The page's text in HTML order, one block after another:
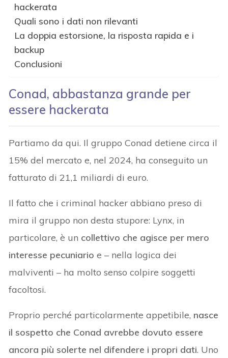
hackerata
Quali sono i dati non rilevanti
La doppia estorsione, la risposta rapida e i
backup
Conclusioni
Conad, abbastanza grande per
essere hackerata
Partiamo da qui. Il gruppo Conad detiene circa il
15% del mercato e, nel 2024, ha conseguito un
fatturato di 21,1 miliardi di euro.
Il fatto che i criminal hacker abbiano preso di
mira il gruppo non desta stupore: Lynx, in
particolare, è un collettivo che agisce per mero
interesse pecuniario e – nella logica dei
malviventi – ha molto senso colpire soggetti
facoltosi.
Proprio perché particolarmente appetibile, nasce
il sospetto che Conad avrebbe dovuto essere
ancora più solerte nel difendere i propri dati. Uno